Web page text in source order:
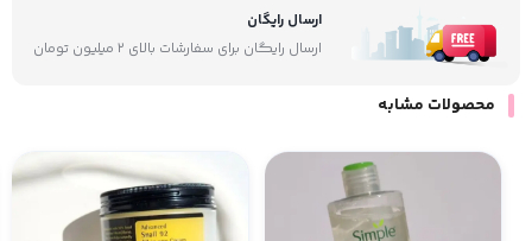
ارسال رایگان
ارسال رایگان برای سفارشات بالای ۲ میلیون تومان
محصولات مشابه